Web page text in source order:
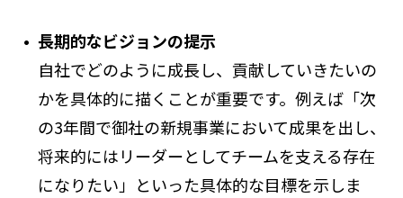
長期的なビジョンの提示
自社でどのように成長し、貢献していきたいの
かを具体的に描くことが重要です。例えば「次
の3年間で御社の新規事業において成果を出し、
将来的にはリーダーとしてチームを支える存在
になりたい」といった具体的な目標を示しま